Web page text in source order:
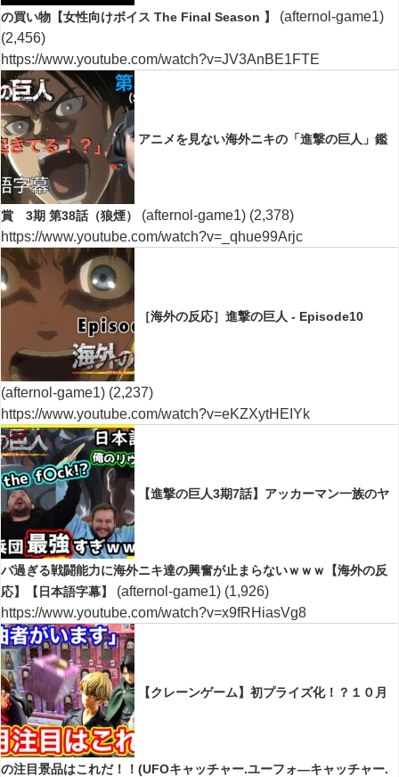
の買い物【女性向けボイス The Final Season 】
(afternol-game1)
(2,456)
https://www.youtube.com/watch?v=JV3AnBE1FTE
アニメを見ない海外ニキの「進撃の巨人」鑑
賞 3期 第38話（狼煙） (afternol-game1) (2,378)
https://www.youtube.com/watch?v=_qhue99Arjc
［海外の反応］進撃の巨人 - Episode10
(afternol-game1) (2,237)
https://www.youtube.com/watch?v=eKZXytHEIYk
【進撃の巨人3期7話】アッカーマン一族のヤ
バ過ぎる戦闘能力に海外ニキ達の興奮が止まらないｗｗｗ【海外の反
応】【日本語字幕】
(afternol-game1) (1,926)
https://www.youtube.com/watch?v=x9fRHiasVg8
【クレーンゲーム】初プライズ化！？１０月
の注目景品はこれだ！！(UFOキャッチャー.ユーフォ―キャッチャー.